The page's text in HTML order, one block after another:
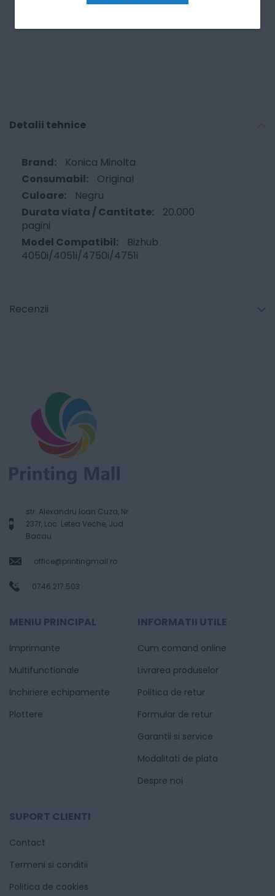
Detalii tehnice
Konica Minolta
Original
Negru
20.000
pagini
Bizhub
4050i/4051i/4750i/4751i
Recenzii
str. Alexandru Ioan Cuza, Nr.
237f, Loc. Letea Veche, Jud.
Bacau
office@printingmall.ro
0746.217.503
MENIU PRINCIPAL
Imprimante
Multifunctionale
Inchiriere echipamente
Plottere
INFORMATII UTILE
Cum comand online
Livrarea produselor
Politica de retur
Formular de retur
Garantii si service
Modalitati de plata
Despre noi
SUPORT CLIENTI
Contact
Termeni si conditii
Politica de cookies